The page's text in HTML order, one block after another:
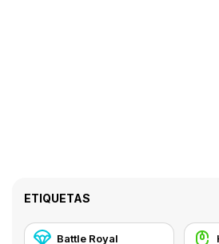
ETIQUETAS
Battle Royal